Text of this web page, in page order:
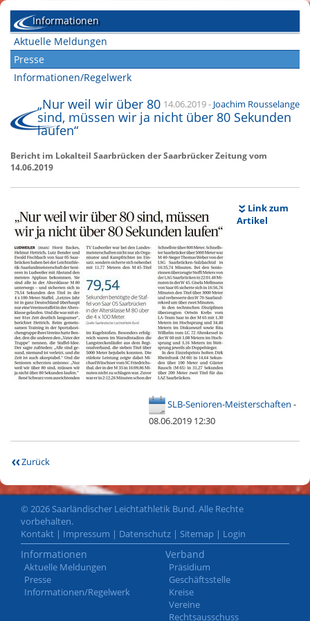
Informationen
Aktuelle Meldungen
Presse
Informationen/Regelwerk
14.06.2019- Joachim Rousselange
„Nur weil wir über 80
sind, müssen wir ja nicht über 80 Sekunden
laufen“
Bericht im Lokalteil Saarbrücken der Saarbrücker Zeitung vom
14.06.2019
Link zum
Artikel
SLB-Senioren-Meisterschaften -
08.06.2019 12:30
Zurück
© 2026 Saarländischer Leichtathletik Bund. Alle Rechte
vorbehalten.
Kontakt | Impressum | Datenschutz | Sitemap | Login
Informationen
Aktuelle Meldungen
Presse
Informationen/Regelwerk
Verband
Präsidium
Geschäftsstelle
Kreise
Vereine
Rechtsausschuss